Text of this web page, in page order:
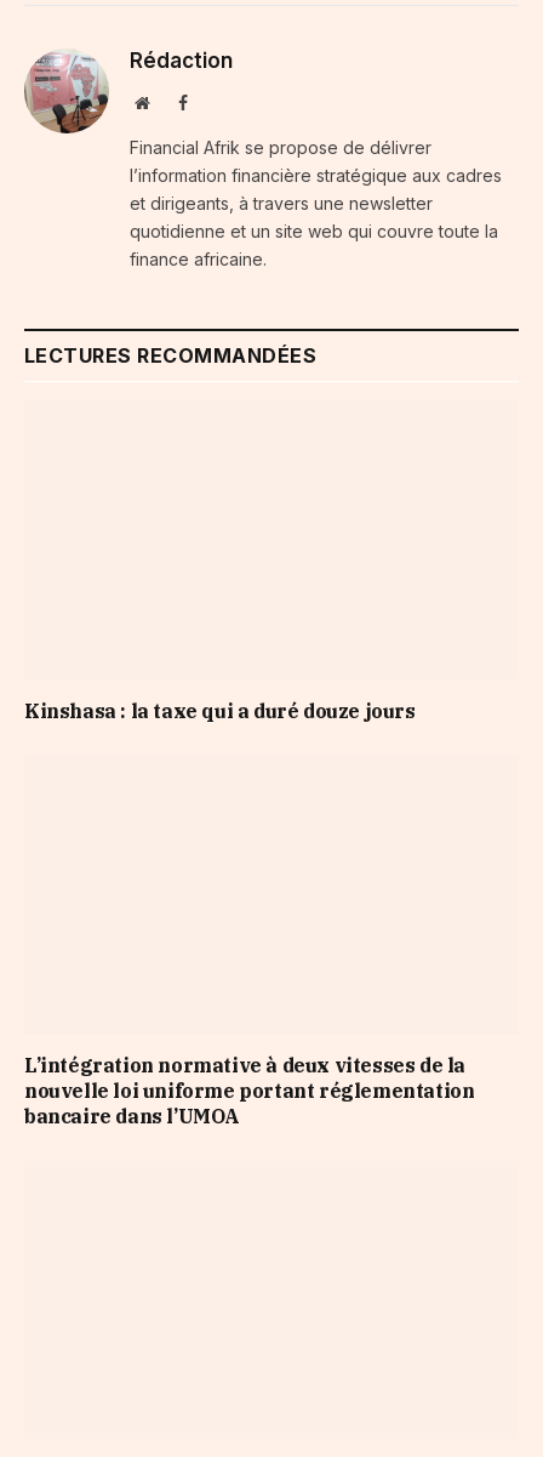
Rédaction
WebsiteFacebook
Financial Afrik se propose de délivrer
l’information financière stratégique aux cadres
et dirigeants, à travers une newsletter
quotidienne et un site web qui couvre toute la
finance africaine.
LECTURES RECOMMANDÉES
Kinshasa : la taxe qui a duré douze jours
L’intégration normative à deux vitesses de la
nouvelle loi uniforme portant réglementation
bancaire dans l’UMOA